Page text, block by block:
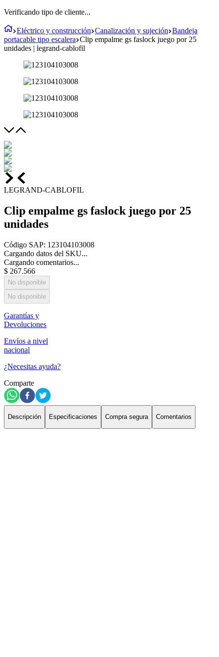
Verificando tipo de cliente...
Eléctrico y construcción Canalización y sujeción Bandeja
portacable tipo escalera Clip empalme gs faslock juego por 25
unidades | legrand-cablofil
LEGRAND-CABLOFIL
Clip empalme gs faslock juego por 25
unidades
Código SAP: 123104103008
Cargando datos del SKU...
Cargando comentarios...
$ 267.566
No disponible
No disponible
Garantías y
Devoluciones
Envíos a nivel
nacional
¿Necesitas ayuda?
Comparte
Descripción Especificaciones Compra segura Comentarios